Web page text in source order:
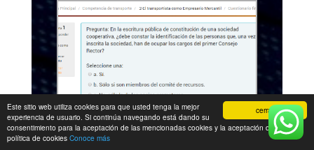
cerrar
Este sitio web utiliza cookies para que usted tenga la mejor
experiencia de usuario. Si continúa navegando está dando su
consentimiento para la aceptación de las mencionadas cookies y la aceptación de nuestra
política de cookies Conoce más